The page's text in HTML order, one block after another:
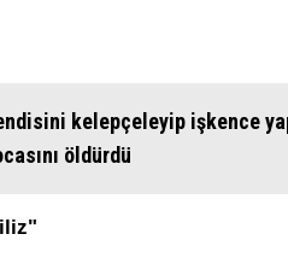
kelepçeleyip işkence
öldürdü